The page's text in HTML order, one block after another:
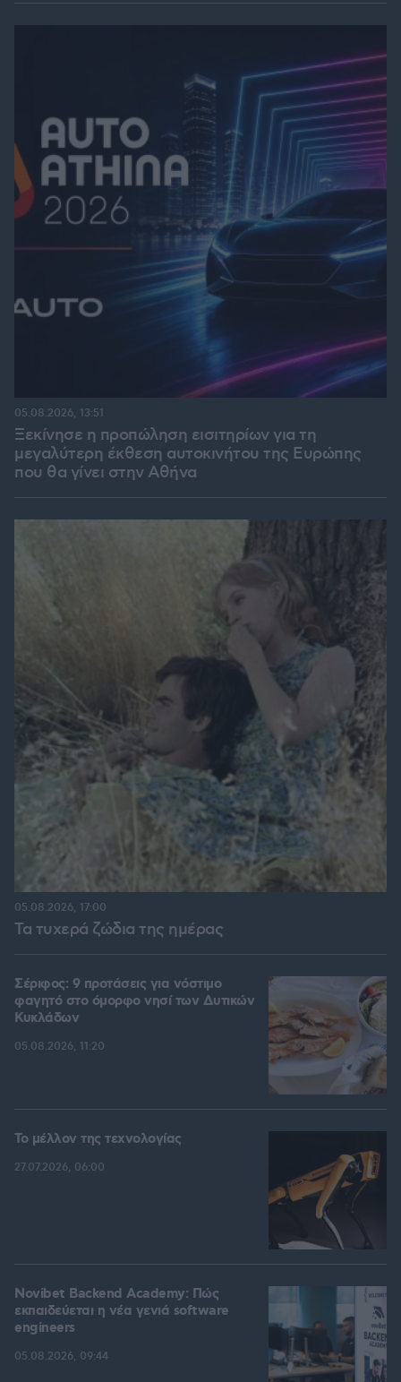
Ξεκίνησε η προπώληση εισιτηρίων για τη
μεγαλύτερη έκθεση αυτοκινήτου της Ευρώπης
που θα γίνει στην Αθήνα
05.08.2026, 13:51
Τα τυχερά ζώδια της ημέρας
05.08.2026, 17:00
Σέριφος: 9 προτάσεις για νόστιμο
φαγητό στο όμορφο νησί των Δυτικών
Κυκλάδων
05.08.2026, 11:20
Το μέλλον της τεχνολογίας
27.07.2026, 06:00
Novibet Backend Academy: Πώς
εκπαιδεύεται η νέα γενιά software
engineers
05.08.2026, 09:44